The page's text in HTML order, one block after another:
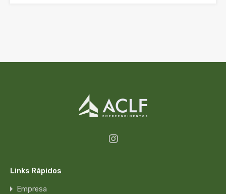
Links Rápidos
Empresa